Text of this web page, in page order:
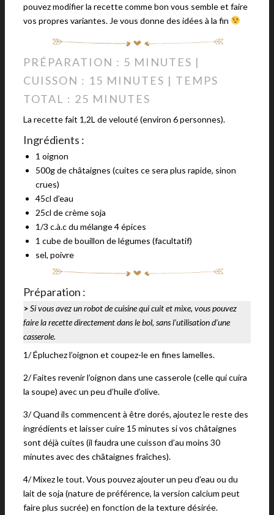
pouvez modifier la recette comme bon vous semble et faire
vos propres variantes. Je vous donne des idées à la fin
PRÉPARATION : 5 MINUTES |
CUISSON : 15 MINUTES | TEMPS
TOTAL : 25 MINUTES
La recette fait 1,2L de velouté (environ 6 personnes).
Ingrédients :
1 oignon
500g de châtaignes (cuites ce sera plus rapide, sinon
crues)
45cl d’eau
25cl de crème soja
1/3 c.à.c du mélange 4 épices
1 cube de bouillon de légumes (facultatif)
sel, poivre
Préparation :
>Si vous avez un robot de cuisine qui cuit et mixe, vous pouvez
faire la recette directement dans le bol, sans l’utilisation d’une
casserole.
1/ Épluchez l’oignon et coupez-le en fines lamelles.
2/ Faites revenir l’oignon dans une casserole (celle qui cuira
la soupe) avec un peu d’huile d’olive.
3/ Quand ils commencent à être dorés, ajoutez le reste des
ingrédients et laisser cuire 15 minutes si vos châtaignes
sont déjà cuites (il faudra une cuisson d’au moins 30
minutes avec des châtaignes fraîches).
4/ Mixez le tout. Vous pouvez ajouter un peu d’eau ou du
lait de soja (nature de préférence, la version calcium peut
faire plus sucrée) en fonction de la texture désirée.